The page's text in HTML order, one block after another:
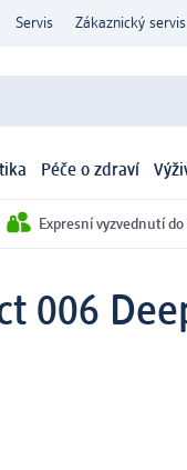
Servis Zákaznický servis
Péče o zdraví
Expresní vyzvednutí
006